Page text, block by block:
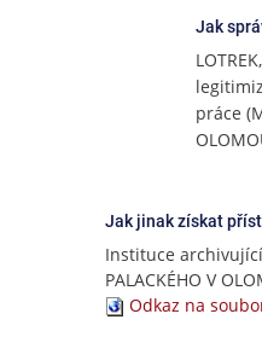
Jak
práce
Jak jinak získat
Instituce
PALACKÉHO V
Odkaz na